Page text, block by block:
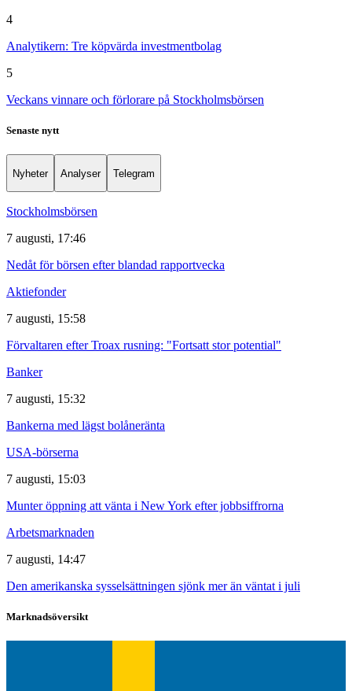
4
Analytikern: Tre köpvärda investmentbolag
5
Veckans vinnare och förlorare på Stockholmsbörsen
Senaste nytt
Nyheter Analyser Telegram
Stockholmsbörsen
7 augusti, 17:46
Nedåt för börsen efter blandad rapportvecka
Aktiefonder
7 augusti, 15:58
Förvaltaren efter Troax rusning: "Fortsatt stor potential"
Banker
7 augusti, 15:32
Bankerna med lägst bolåneränta
USA-börserna
7 augusti, 15:03
Munter öppning att vänta i New York efter jobbsiffrorna
Arbetsmarknaden
7 augusti, 14:47
Den amerikanska sysselsättningen sjönk mer än väntat i juli
Marknadsöversikt